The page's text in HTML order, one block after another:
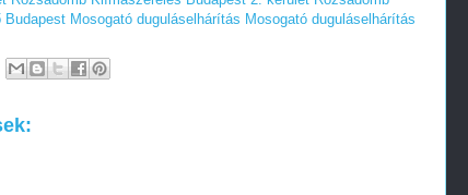
Budapest Mosogató duguláselhárítás Mosogató duguláselhárítás